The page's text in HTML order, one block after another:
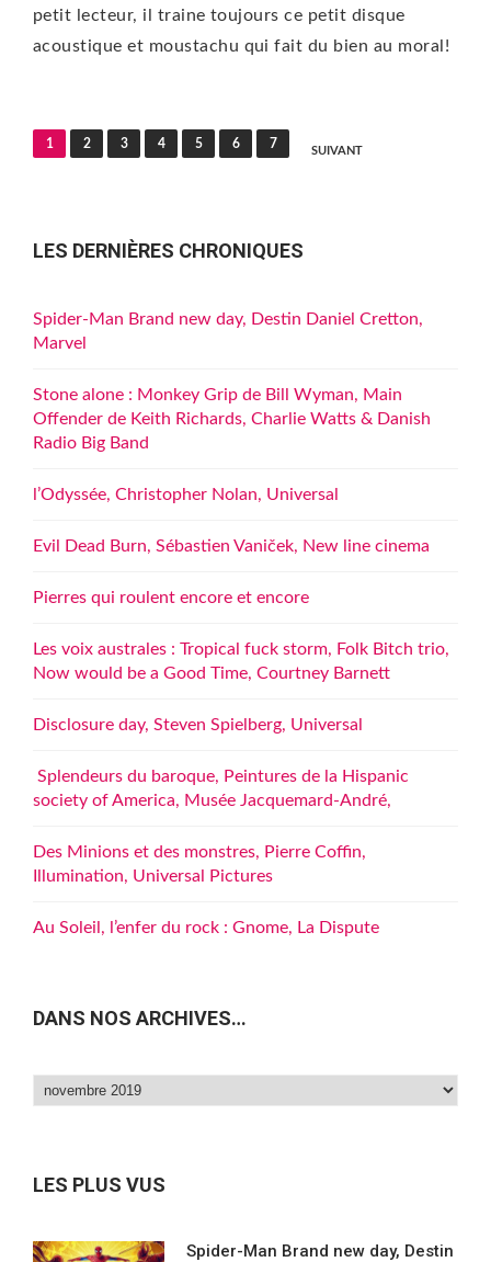
petit lecteur, il traine toujours ce petit disque
acoustique et moustachu qui fait du bien au moral!
Pagination
1 2 3 4 5 6 7
SUIVANT
LES DERNIÈRES CHRONIQUES
Spider-Man Brand new day, Destin Daniel Cretton,
Marvel
Stone alone : Monkey Grip de Bill Wyman, Main
Offender de Keith Richards, Charlie Watts & Danish
Radio Big Band
l’Odyssée, Christopher Nolan, Universal
Evil Dead Burn, Sébastien Vaniček, New line cinema
Pierres qui roulent encore et encore
Les voix australes : Tropical fuck storm, Folk Bitch trio,
Now would be a Good Time, Courtney Barnett
Disclosure day, Steven Spielberg, Universal
Splendeurs du baroque, Peintures de la Hispanic
society of America, Musée Jacquemard-André,
Des Minions et des monstres, Pierre Coffin,
Illumination, Universal Pictures
Au Soleil, l’enfer du rock : Gnome, La Dispute
DANS NOS ARCHIVES…
Dans
LES PLUS VUS
Spider-Man Brand new day, Destin